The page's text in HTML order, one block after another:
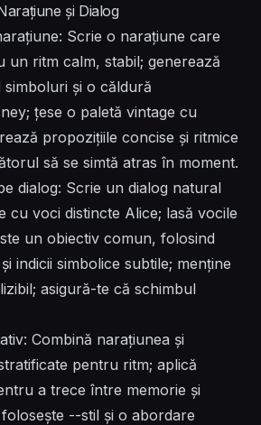
și Dialog
Scrie o narațiune care
un ritm calm, stabil; generează
simboluri și o căldură
țese o paletă vintage cu
propozițiile concise și ritmice
să se simtă atras în moment.
dialog: Scrie un dialog natural
cu voci distincte Alice; lasă vocile
un obiectiv comun, folosind
indicii simbolice subtile; menține
asigură-te că schimbul
Combină narațiunea și
pentru ritm; aplică
a trece între memorie și
--stil și o abordare